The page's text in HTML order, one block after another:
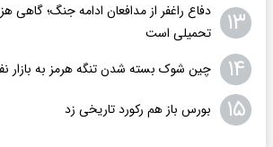
۱۳
دفاع راغفر از مدافعان ادامه جنگ؛ گاهی
تحمیلی است
۱۴ چین شوک بسته‌ شدن تنگه هرمز به بازار
۱۵ بورس باز هم رکورد تاریخی زد